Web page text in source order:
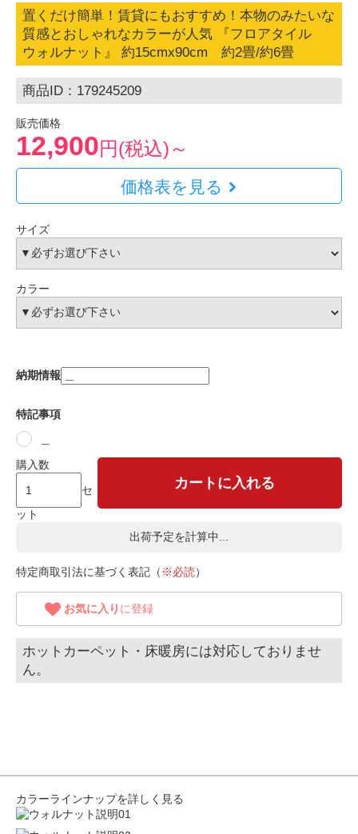
置くだけ簡単！賃貸にもおすすめ！本物のみたいな
質感とおしゃれなカラーが人気 『フロアタイル
ウォルナット』 約15cmx90cm 約2畳/約6畳
商品ID：179245209
販売価格
12,900円(税込)～
価格表を見る
サイズ
カラー
納期情報
特記事項
購入数
セ
ット
カートに入れる
出荷予定を計算中...
特定商取引法に基づく表記（ ※必読）
お気に入り に登録
ホットカーペット・床暖房には対応しておりませ
ん。
カラーラインナップを詳しく見る